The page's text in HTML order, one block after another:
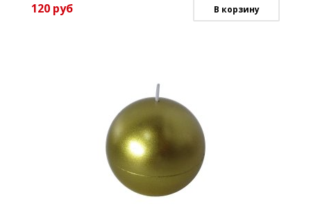
120 руб В корзину